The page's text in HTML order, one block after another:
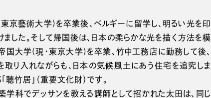
藝術大学)を卒業後、ベルギーに留学し、明るい光を印
した。そして帰国後は、日本の柔らかな光を描く方法を模
国大学(現・東京大学)を卒業、竹中工務店に勤務して後、
り入れながらも、日本の気候風土にあう住宅を追究しま
聴竹居」（重要文化財）です。
科でデッサンを教える講師として招かれた太田は、同じ